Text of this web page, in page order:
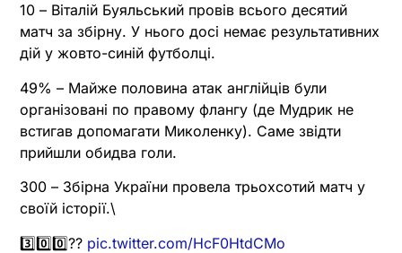
10 – Віталій Буяльський провів всього десятий
матч за збірну. У нього досі немає результативних
дій у жовто-синій футболці.
49% – Майже половина атак англійців були
організовані по правому флангу (де Мудрик не
встигав допомагати Миколенку). Саме звідти
прийшли обидва голи.
300 – Збірна України провела трьохсотий матч у
своїй історії.\
3️⃣0️⃣0️⃣?? pic.twitter.com/HcF0HtdCMo